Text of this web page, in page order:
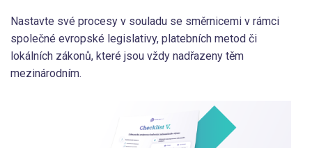
Nastavte své procesy v souladu se směrnicemi v rámci
společné evropské legislativy, platebních metod či
lokálních zákonů, které jsou vždy nadřazeny těm
mezinárodním.